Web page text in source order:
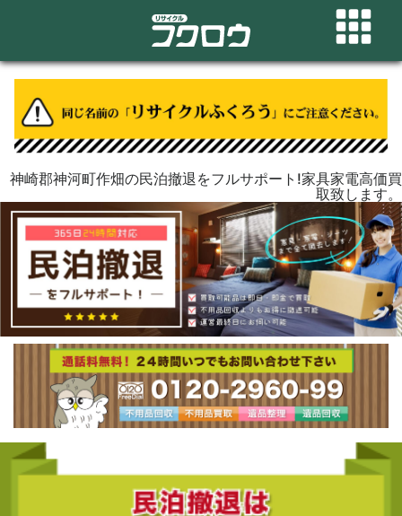
神崎郡神河町作畑の民泊撤退をフルサポート!家具家電高価買
取致します。